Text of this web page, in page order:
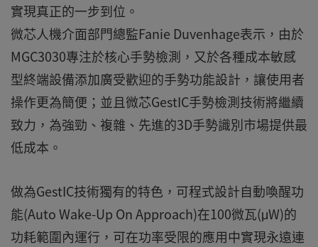
實現真正的一步到位。
微芯人機介面部門總監Fanie Duvenhage表示，由於
MGC3030專注於核心手勢檢測，又於各種成本敏感
型終端設備添加廣受歡迎的手勢功能設計，讓使用者
操作更為簡便；並且微芯GestIC手勢檢測技術將繼續
致力，為強勁、複雜、先進的3D手勢識別市場提供最
低成本。
做為GestIC技術獨有的特色，可程式設計自動喚醒功
能(Auto Wake-Up On Approach)在100微瓦(μW)的
功耗範圍內運行，可在功率受限的應用中實現永遠連